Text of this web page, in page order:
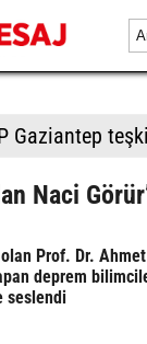
Naci
Prof. Dr. Ahmet
deprem
seslendi